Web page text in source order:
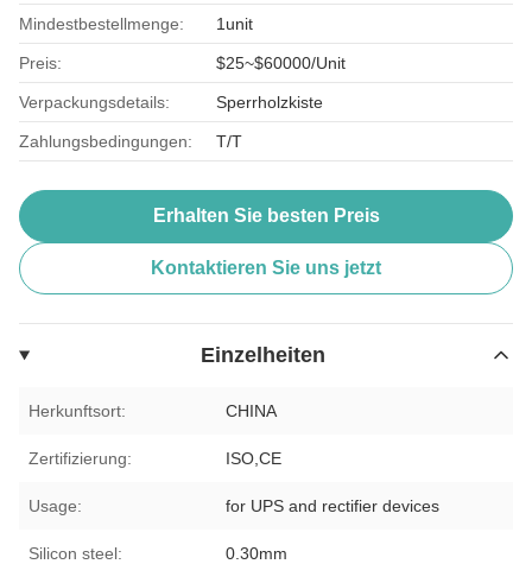
Mindestbestellmenge: 1unit
Preis: $25~$60000/Unit
Verpackungsdetails: Sperrholzkiste
Zahlungsbedingungen: T/T
Erhalten Sie besten Preis
Kontaktieren Sie uns jetzt
Einzelheiten
Herkunftsort: CHINA
Zertifizierung: ISO,CE
Usage: for UPS and rectifier devices
Silicon steel: 0.30mm